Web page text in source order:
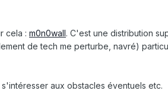
cela : m0n0wall. C'est une distribution
de tech me perturbe, navré)
aux obstacles éventuels etc.